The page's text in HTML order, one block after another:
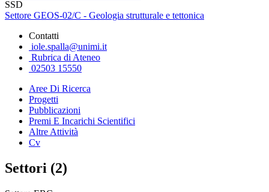
SSD
Settore GEOS-02/C - Geologia strutturale e tettonica
Contatti
iole.spalla@unimi.it
Rubrica di Ateneo
02503 15550
Aree Di Ricerca
Progetti
Pubblicazioni
Premi E Incarichi Scientifici
Altre Attività
Cv
Settori (2)